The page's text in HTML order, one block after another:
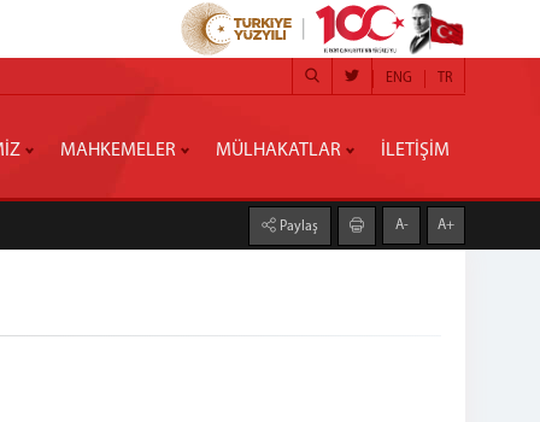
TR
ENG
MAHKEMELER MÜLHAKATLAR İLETİŞİM
Paylaş A- A+